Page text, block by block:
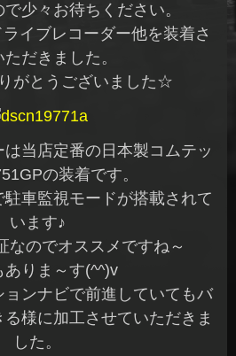
少々お待ちください。
イブレコーダー他を装着さ
だきました。
がとうございました☆
は当店定番の日本製コムテッ
の装着です。
車監視モードが搭載されて
います♪
なのでオススメですね～
ありま～す(^^)v
ンナビで前進していてもバ
様に加工させていただきま
した。